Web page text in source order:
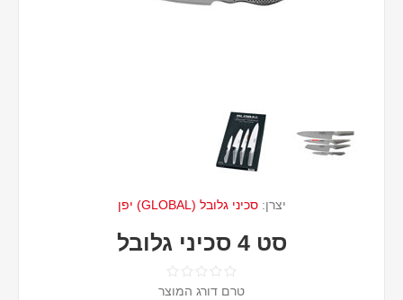
יצרן: סכיני גלובל (GLOBAL) יפן
סט 4 סכיני גלובל
טרם דורג המוצר